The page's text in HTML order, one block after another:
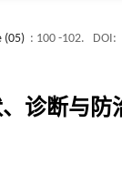
(05) : 100 -102. DOI:
诊断与防